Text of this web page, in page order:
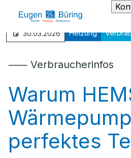
30.03.2026 Heizung
⸺ Verbraucherinfos
Warum
perfektes